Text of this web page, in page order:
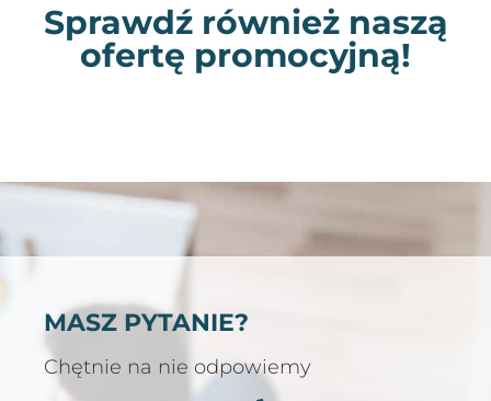
Sprawdź również naszą
ofertę promocyjną!
MASZ PYTANIE?
Chętnie na nie odpowiemy